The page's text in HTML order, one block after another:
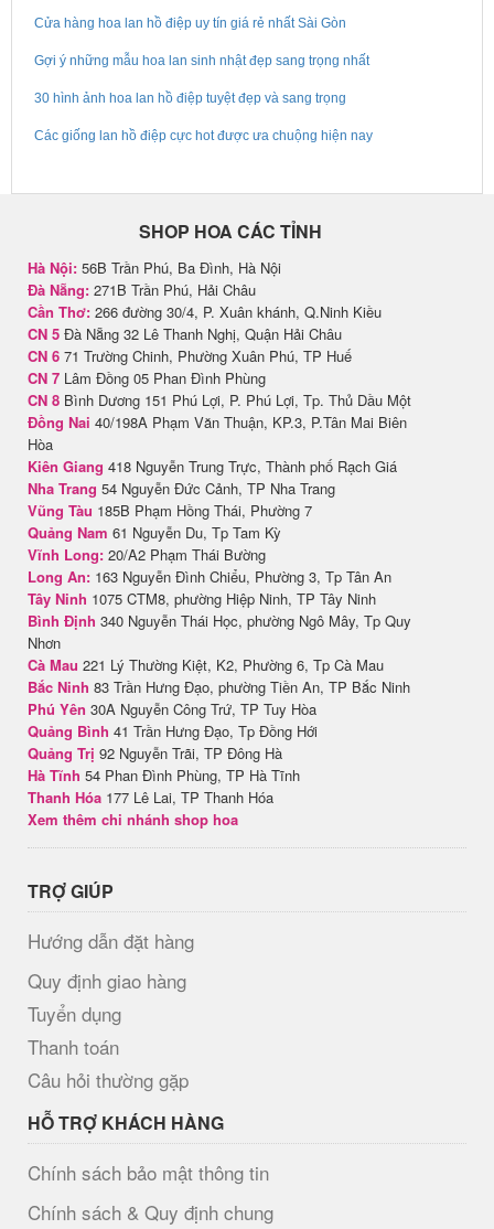
Cửa hàng hoa lan hồ điệp uy tín giá rẻ nhất Sài Gòn
Gợi ý những mẫu hoa lan sinh nhật đẹp sang trọng nhất
30 hình ảnh hoa lan hồ điệp tuyệt đẹp và sang trọng
Các giống lan hồ điệp cực hot được ưa chuộng hiện nay
SHOP HOA CÁC TỈNH
Hà Nội: 56B Trần Phú, Ba Đình, Hà Nội
Đà Nẵng: 271B Trần Phú, Hải Châu
Cần Thơ: 266 đường 30/4, P. Xuân khánh, Q.Ninh Kiều
CN 5 Đà Nẵng 32 Lê Thanh Nghị, Quận Hải Châu
CN 6 71 Trường Chinh, Phường Xuân Phú, TP Huế
CN 7 Lâm Đồng 05 Phan Đình Phùng
CN 8 Bình Dương 151 Phú Lợi, P. Phú Lợi, Tp. Thủ Dầu Một
Đồng Nai 40/198A Phạm Văn Thuận, KP.3, P.Tân Mai Biên
Hòa
Kiên Giang 418 Nguyễn Trung Trực, Thành phố Rạch Giá
Nha Trang 54 Nguyễn Đức Cảnh, TP Nha Trang
Vũng Tàu 185B Phạm Hồng Thái, Phường 7
Quảng Nam 61 Nguyễn Du, Tp Tam Kỳ
Vĩnh Long: 20/A2 Phạm Thái Bường
Long An: 163 Nguyễn Đình Chiểu, Phường 3, Tp Tân An
Tây Ninh 1075 CTM8, phường Hiệp Ninh, TP Tây Ninh
Bình Định 340 Nguyễn Thái Học, phường Ngô Mây, Tp Quy
Nhơn
Cà Mau 221 Lý Thường Kiệt, K2, Phường 6, Tp Cà Mau
Bắc Ninh 83 Trần Hưng Đạo, phường Tiền An, TP Bắc Ninh
Phú Yên 30A Nguyễn Công Trứ, TP Tuy Hòa
Quảng Bình 41 Trần Hưng Đạo, Tp Đồng Hới
Quảng Trị 92 Nguyễn Trãi, TP Đông Hà
Hà Tĩnh 54 Phan Đình Phùng, TP Hà Tĩnh
Thanh Hóa 177 Lê Lai, TP Thanh Hóa
Xem thêm chi nhánh shop hoa
TRỢ GIÚP
Hướng dẫn đặt hàng
Quy định giao hàng
Tuyển dụng
Thanh toán
Câu hỏi thường gặp
HỖ TRỢ KHÁCH HÀNG
Chính sách bảo mật thông tin
Chính sách & Quy định chung